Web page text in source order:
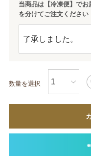
当商品は【冷凍便】で
を分けてご注文ください